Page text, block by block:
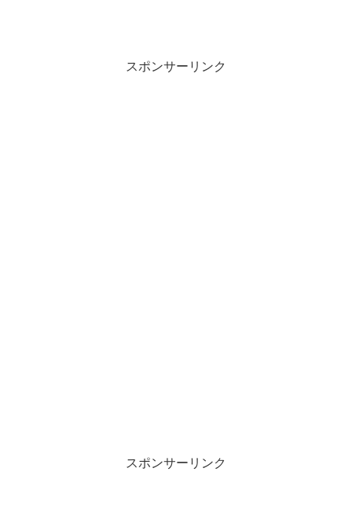
スポンサーリンク
スポンサーリンク